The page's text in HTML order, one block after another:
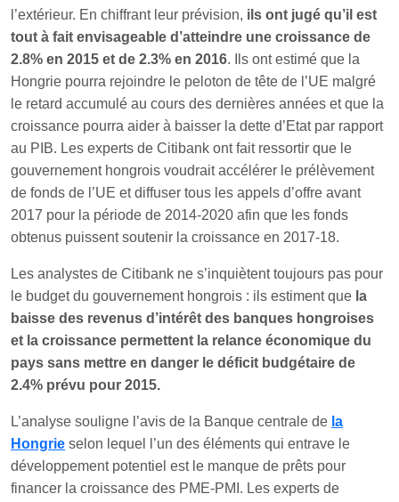
l’extérieur. En chiffrant leur prévision, ils ont jugé qu’il est
tout à fait envisageable d’atteindre une croissance de
2.8% en 2015 et de 2.3% en 2016. Ils ont estimé que la
Hongrie pourra rejoindre le peloton de tête de l’UE malgré
le retard accumulé au cours des dernières années et que la
croissance pourra aider à baisser la dette d’Etat par rapport
au PIB. Les experts de Citibank ont fait ressortir que le
gouvernement hongrois voudrait accélérer le prélèvement
de fonds de l’UE et diffuser tous les appels d’offre avant
2017 pour la période de 2014-2020 afin que les fonds
obtenus puissent soutenir la croissance en 2017-18.
Les analystes de Citibank ne s’inquiètent toujours pas pour
le budget du gouvernement hongrois : ils estiment que la
baisse des revenus d’intérêt des banques hongroises
et la croissance permettent la relance économique du
pays sans mettre en danger le déficit budgétaire de
2.4% prévu pour 2015.
L’analyse souligne l’avis de la Banque centrale de la
Hongrie selon lequel l’un des éléments qui entrave le
développement potentiel est le manque de prêts pour
financer la croissance des PME-PMI. Les experts de